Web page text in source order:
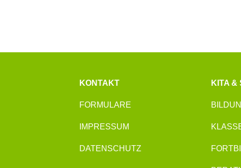
KONTAKT
FORMULARE
IMPRESSUM
DATENSCHUTZ
KITA &